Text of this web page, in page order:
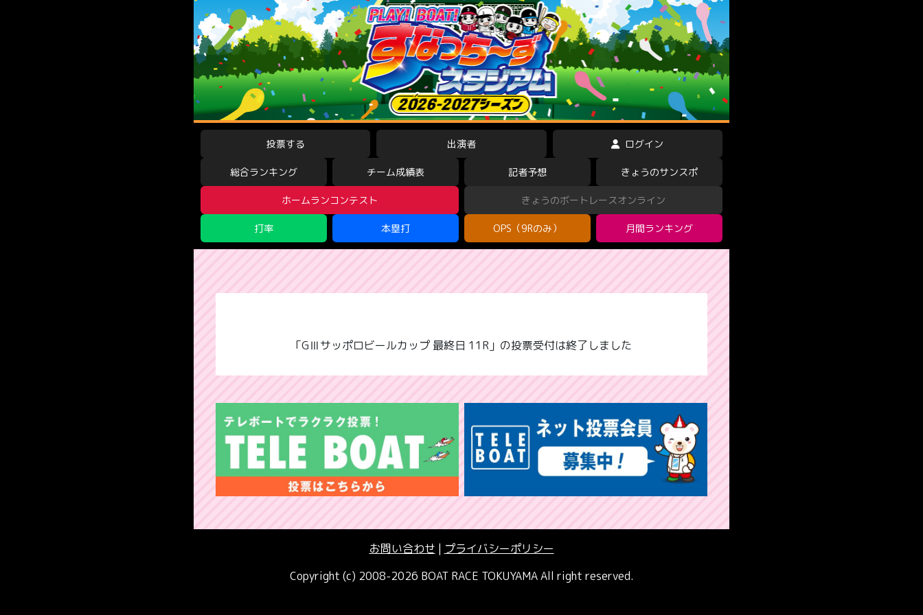
投票する 出演者 ログイン
総合ランキング チーム成績表 記者予想 きょうのサンスポ
ホームランコンテスト きょうのボートレースオンライン
打率 本塁打 OPS（9Rのみ） 月間ランキング
「GⅢサッポロビールカップ 最終日 11R」の投票受付は終了しました
お問い合わせ | プライバシーポリシー
Copyright (c) 2008-2026 BOAT RACE TOKUYAMA All right reserved.